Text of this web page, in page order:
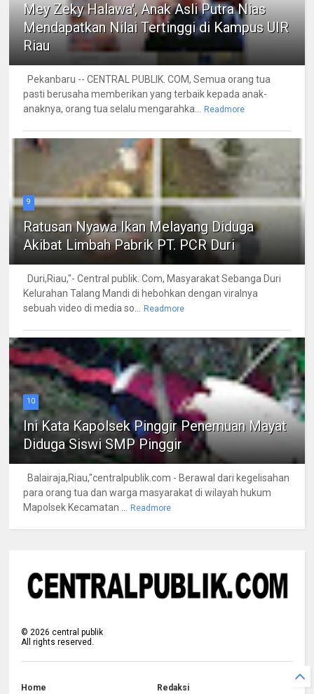
Mey Zeky Halawa', Anak Asli Putra Nias
Mendapatkan Nilai Tertinggi di Kampus UIR
Riau
Pekanbaru -- CENTRAL PUBLIK. COM, Semua orang tua
pasti berusaha memberikan yang terbaik kepada anak-
anaknya, orang tua selalu mengarahka...
Readmore
9
Ratusan Nyawa Ikan Melayang Diduga
Akibat Limbah Pabrik PT. PCR Duri
Duri,Riau,"- Central publik. Com, Masyarakat Sebanga Duri
Kelurahan Talang Mandi di hebohkan dengan viralnya
sebuah video di media so...
Readmore
10
Ini Kata Kapolsek Pinggir Penemuan Mayat
Diduga Siswi SMP Pinggir
Balairaja,Riau,"centralpublik.com - Berawal dari kegelisahan
para orang tua dan warga masyarakat di wilayah hukum
Mapolsek Kecamatan ...
Readmore
©2026 central publik
All rights reserved.
Home Redaksi